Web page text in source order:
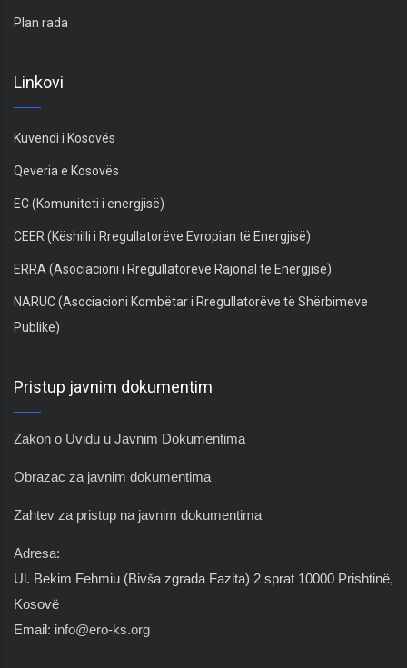
Plan rada
Linkovi
Kuvendi i Kosovës
Qeveria e Kosovës
EC (Komuniteti i energjisë)
CEER (Këshilli i Rregullatorëve Evropian të Energjisë)
ERRA (Asociacioni i Rregullatorëve Rajonal të Energjisë)
NARUC (Asociacioni Kombëtar i Rregullatorëve të Shërbimeve
Publike)
Pristup javnim dokumentim
Zakon o Uvidu u Javnim Dokumentima
Obrazac za javnim dokumentima
Zahtev za pristup na javnim dokumentima
Adresa:
Ul. Bekim Fehmiu (Bivša zgrada Fazita) 2 sprat 10000 Prishtinë,
Kosovë
Email: info@ero-ks.org